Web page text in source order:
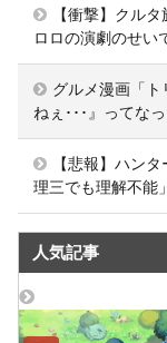
【衝撃】クル
ロロの演劇のせい
グルメ漫画「ト
ねぇ･･･』ってな
【悲報】ハン
理三でも理解不能
人気記事